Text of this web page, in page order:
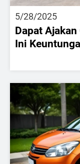
5/28/2025
Dapat
Ini